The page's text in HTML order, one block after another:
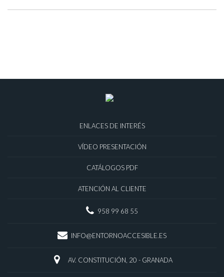
ENLACES DE INTERÉS
VÍDEO PRESENTACIÓN
CATÁLOGOS PDF
ATENCIÓN AL CLIENTE
958 99 68 55
INFO@ENTORNOACCESIBLE.ES
AV. CONSTITUCIÓN, 20 - GRANADA